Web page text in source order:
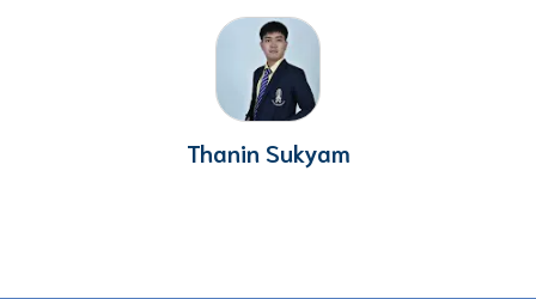
Thanin Sukyam